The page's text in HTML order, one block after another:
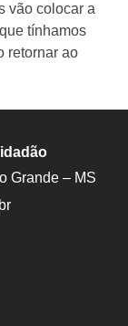
vão colocar a
tínhamos
retornar ao
Grande – MS